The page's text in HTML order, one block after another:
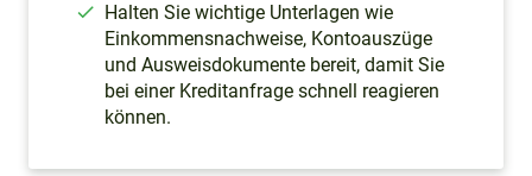
Halten Sie wichtige Unterlagen wie
Einkommensnachweise, Kontoauszüge
und Ausweisdokumente bereit, damit Sie
bei einer Kreditanfrage schnell reagieren
können.